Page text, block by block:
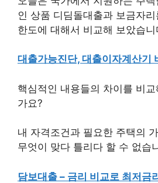
인 상품 디딤돌대출과 보금자
한도에 대해서 비교해 보았습니
대출가능진단, 대출이자계산기
핵심적인 내용들의 차이를 비
가요?
내 자격조건과 필요한 주택의
무엇이 맞다 틀리다 할 수 없습
담보대출 – 금리 비교로 최저금